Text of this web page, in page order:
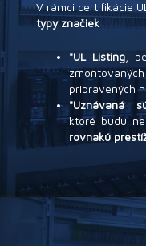
V rámci certifikácie
typy značiek:
"UL Listing ,
pripravených
"Uznávaná
ktoré budú
rovnakú